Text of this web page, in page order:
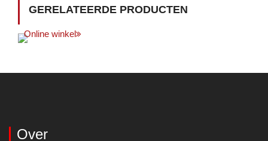
GERELATEERDE PRODUCTEN
Online winkel
Over